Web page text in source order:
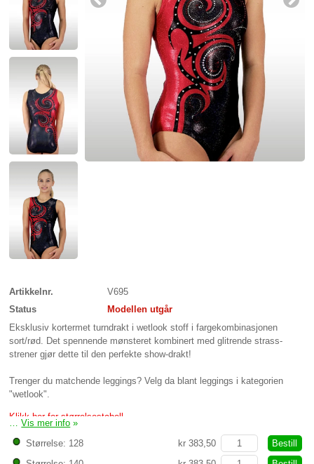
Artikkelnr.
V695
Status
Modellen utgår
Eksklusiv kortermet turndrakt i wetlook stoff i fargekombinasjonen
sort/rød. Det spennende mønsteret kombinert med glitrende strass-
strener gjør dette til den perfekte show-drakt!
Trenger du matchende leggings? Velg da blant leggings i kategorien
"wetlook".
…Vis mer info »
Klikk her for størrelsestabell
Størrelse: 128 kr 383,50
Bestill